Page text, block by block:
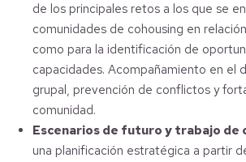
de los principales retos a los que se
comunidades de cohousing en
como para la identificación de
capacidades. Acompañamiento en el
grupal, prevención de conflictos y
comunidad.
Escenarios de futuro y trabajo de
una planificación estratégica a partir